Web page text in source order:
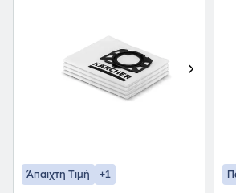
Άπαιχτη Τιμή +1